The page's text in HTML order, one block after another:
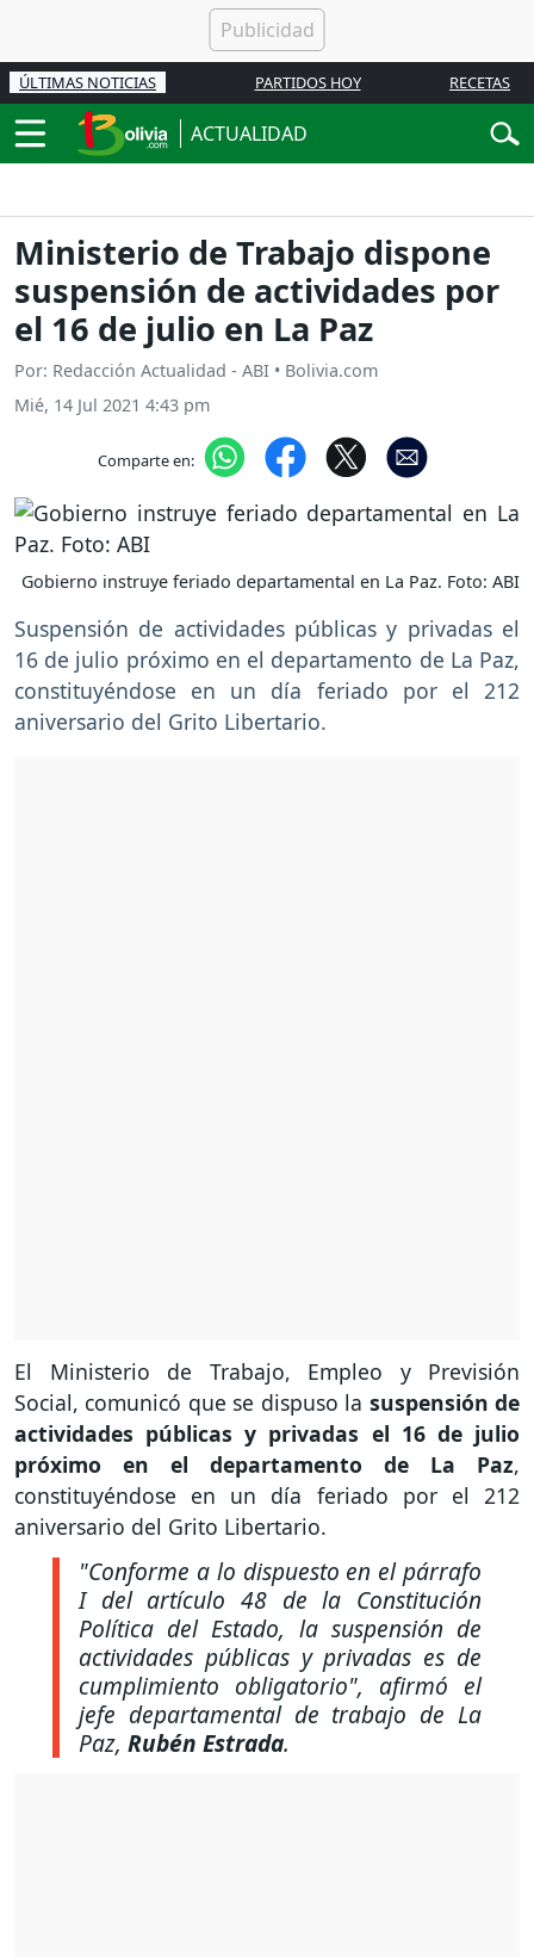
ÚLTIMAS NOTICIAS PARTIDOS HOY RECETAS
ACTUALIDAD
Ministerio de Trabajo dispone
suspensión de actividades por
el 16 de julio en La Paz
Por: Redacción Actualidad - ABI • Bolivia.com
Mié, 14 Jul 2021 4:43 pm
Comparte en:
Gobierno instruye feriado departamental en La Paz. Foto: ABI
Suspensión de actividades públicas y privadas el
16 de julio próximo en el departamento de La Paz,
constituyéndose en un día feriado por el 212
aniversario del Grito Libertario.
El Ministerio de Trabajo, Empleo y Previsión
Social, comunicó que se dispuso la suspensión de
actividades públicas y privadas el 16 de julio
próximo en el departamento de La Paz,
constituyéndose en un día feriado por el 212
aniversario del Grito Libertario.
"Conforme a lo dispuesto en el párrafo
I del artículo 48 de la Constitución
Política del Estado, la suspensión de
actividades públicas y privadas es de
cumplimiento obligatorio", afirmó el
jefe departamental de trabajo de La
Paz, Rubén Estrada.